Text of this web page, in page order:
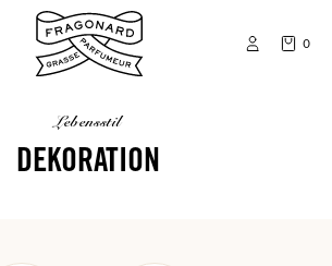
0
lebensstil
DEKORATION